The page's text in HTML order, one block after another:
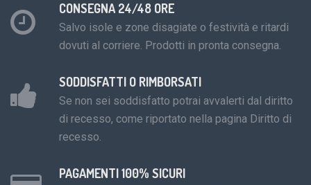
CONSEGNA 24/48 ORE
Salvo isole e zone disagiate o festività e ritardi
dovuti al corriere. Prodotti in pronta consegna.
SODDISFATTI O RIMBORSATI
Se non sei soddisfatto potrai avvalerti dal diritto
di recesso, come riportato nella pagina Diritto di
recesso.
PAGAMENTI 100% SICURI